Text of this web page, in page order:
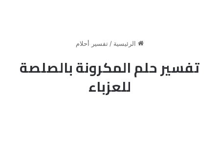
الرئيسية / تفسير أحلام
تفسير حلم المكرونة بالصلصة
للعزباء